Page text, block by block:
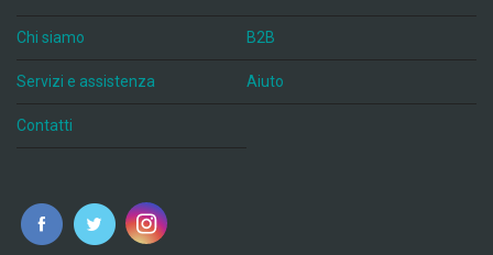
Chi siamo B2B
Servizi e assistenza Aiuto
Contatti